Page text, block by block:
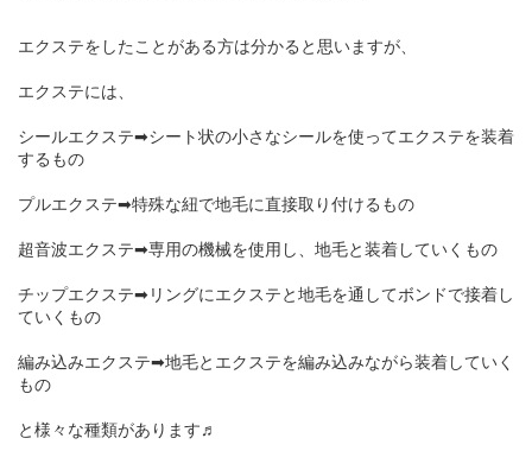
エクステをしたことがある方は分かると思いますが、
エクステには、
シールエクステ➡シート状の小さなシールを使ってエクステを装着
するもの
プルエクステ➡特殊な紐で地毛に直接取り付けるもの
超音波エクステ➡専用の機械を使用し、地毛と装着していくもの
チップエクステ➡リングにエクステと地毛を通してボンドで接着し
ていくもの
編み込みエクステ➡地毛とエクステを編み込みながら装着していく
もの
と様々な種類があります♬